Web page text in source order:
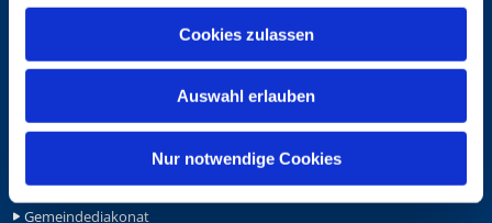
Cookies zulassen
Auswahl erlauben
Nur notwendige Cookies
Notfalltelefon
Schutzkonzept "Sexualisierte Gewalt"
Spenden
Stellenanzeigen
Gemeindediakonat